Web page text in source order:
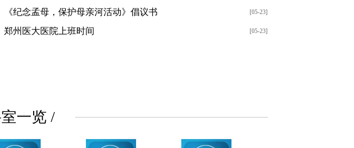
[05-23]
《纪念孟母，保护母亲河活动》倡议书
[05-23]
郑州医大医院上班时间
一览 /